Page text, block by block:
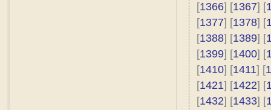
[1366] [1367] [
[1377] [1378] [
[1388] [1389] [
[1399] [1400] [
[1410] [1411] [
[1421] [1422] [
[1432] [1433] [